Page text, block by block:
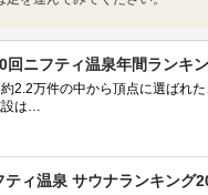
回ニフティ温泉年間ランキ
2.2万件の中から頂点に選ばれ
は…
ティ温泉 サウナランキング